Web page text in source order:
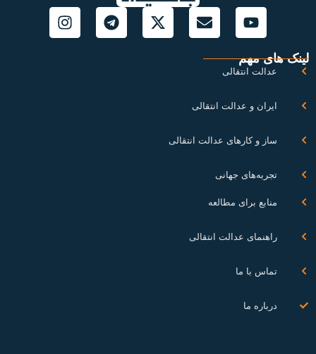
های مهم
عدالت انتقالی
ایران و عدالت انتقالی
ساز و کارهای عدالت انتقالی
تجربه‌های جهانی
منابع برای مطالعه
راهنمای عدالت انتقالی
تماس با ما
درباره ما